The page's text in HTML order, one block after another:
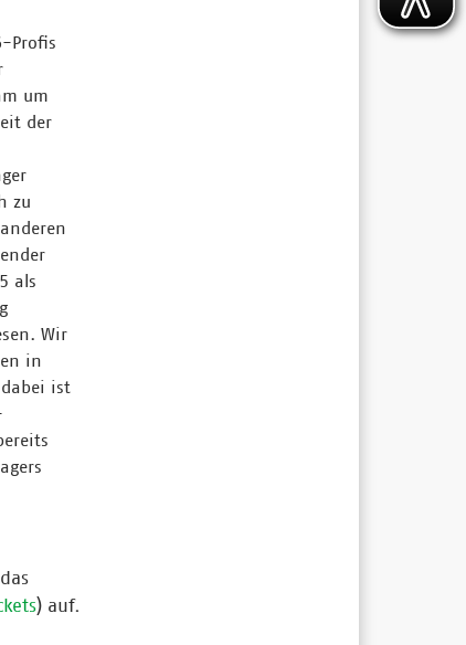
Profis
um
der
zu
als
Wir
in
ist
) auf.